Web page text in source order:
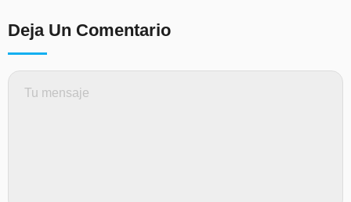
Deja Un Comentario